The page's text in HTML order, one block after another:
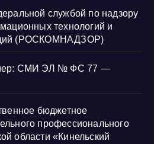
службой по надзору
технологий и
(РОСКОМНАДЗОР)
СМИ ЭЛ № ФС 77 —
бюджетное
профессионального
области «Кинельский